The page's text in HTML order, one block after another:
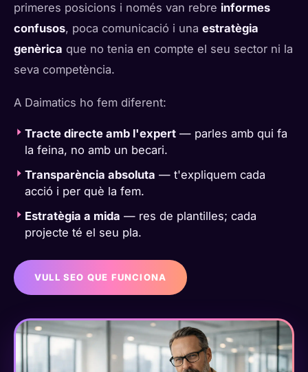
primeres posicions i només van rebre informes
confusos, poca comunicació i una estratègia
genèrica que no tenia en compte el seu sector ni la
seva competència.
A Daimatics ho fem diferent:
Tracte directe amb l'expert — parles amb qui fa
la feina, no amb un becari.
Transparència absoluta — t'expliquem cada
acció i per què la fem.
Estratègia a mida — res de plantilles; cada
projecte té el seu pla.
VULL SEO QUE FUNCIONA